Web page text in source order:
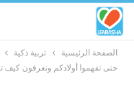
الصفحة الرئيسية تربية ذكية
حتى تفهموا أولادكم وتعرفون كيف